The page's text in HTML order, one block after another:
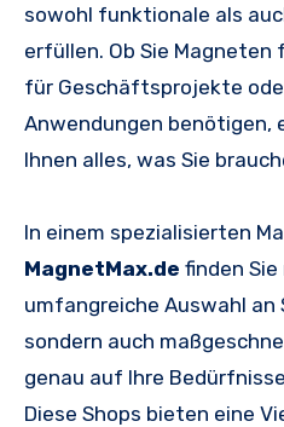
sowohl funktionale als
erfüllen. Ob Sie Magneten
für Geschäftsprojekte
Anwendungen benötigen,
Ihnen alles, was Sie
In einem spezialisierten
MagnetMax.de finden
umfangreiche Auswahl
sondern auch
genau auf Ihre
Diese Shops bieten eine